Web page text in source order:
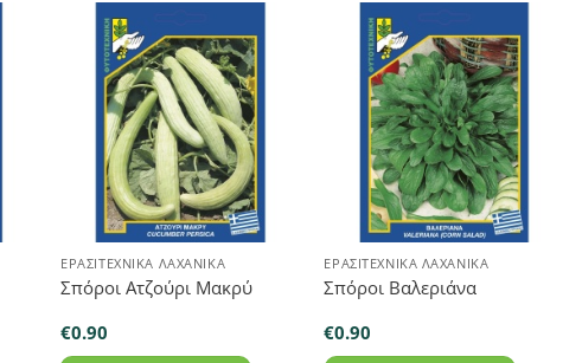
ΕΡΑΣΙΤΕΧΝΙΚΆ ΛΑΧΑΝΙΚΆ
Σπόροι Ατζούρι Μακρύ
€0.90
ΕΡΑΣΙΤΕΧΝΙΚΆ ΛΑΧΑΝΙΚΆ
Σπόροι Βαλεριάνα
€0.90